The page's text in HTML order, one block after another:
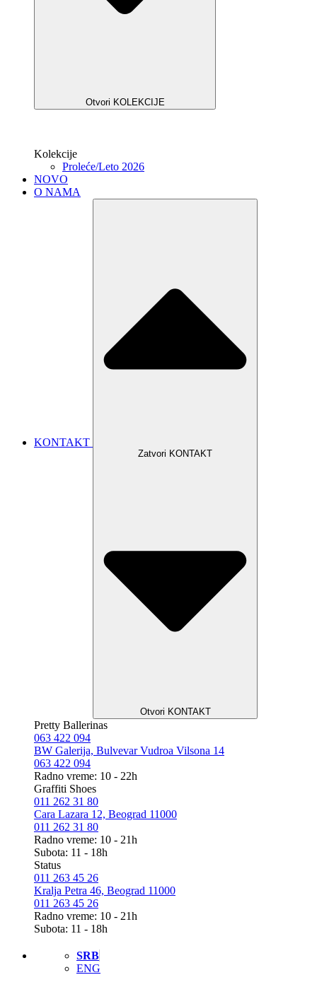
Otvori KOLEKCIJE
Kolekcije
Proleće/Leto 2026
NOVO
O NAMA
KONTAKT
Zatvori KONTAKT
Otvori KONTAKT
Pretty Ballerinas
063 422 094
BW Galerija, Bulvevar Vudroa Vilsona 14
063 422 094
Radno vreme: 10 - 22h
Graffiti Shoes
011 262 31 80
Cara Lazara 12, Beograd 11000
011 262 31 80
Radno vreme: 10 - 21h
Subota: 11 - 18h
Status
011 263 45 26
Kralja Petra 46, Beograd 11000
011 263 45 26
Radno vreme: 10 - 21h
Subota: 11 - 18h
SRB
ENG